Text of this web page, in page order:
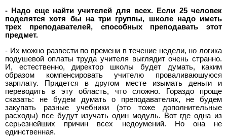
- Надо еще найти учителей для всех. Если 25 человек
поделятся хотя бы на три группы, школе надо иметь
трех преподавателей, способных преподавать этот
предмет.
- Их можно развести по времени в течение недели, но логика
подушевой оплаты труда учителя выглядит очень странно.
И, естественно, директор школы будет думать, каким
образом компенсировать учителю проваливаюшуюся
зарплату. Придется в другом месте изымать деньги и
переводить в эту область, что сложно. Гораздо проще
сказать: не будем думать о преподавателях, не будем
закупать разные учебники (это тоже дополнительные
расходы) все будут изучать один модуль. Вот где одна из
серьезнейших причин всех недоумений. Но она не
единственная.